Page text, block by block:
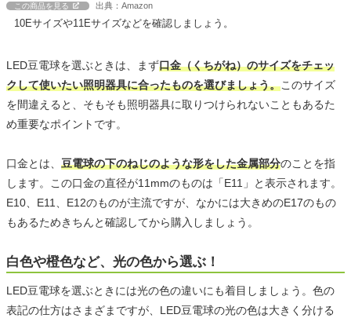
この商品を見る 出典：Amazon
10Eサイズや11Eサイズなどを確認しましょう。
LED豆電球を選ぶときは、まず口金（くちがね）のサイズをチェッ
クして使いたい照明器具に合ったものを選びましょう。このサイズ
を間違えると、そもそも照明器具に取りつけられないこともあるた
め重要なポイントです。
口金とは、 豆電球の下のねじのような形をした金属部分のことを指
します。この口金の直径が11mmのものは「E11」と表示されます。
E10、E11、E12のものが主流ですが、なかには大きめのE17のもの
もあるためきちんと確認してから購入しましょう。
白色や橙色など、光の色から選ぶ！
LED豆電球を選ぶときには光の色の違いにも着目しましょう。色の
表記の仕方はさまざまですが、LED豆電球の光の色は大きく分ける